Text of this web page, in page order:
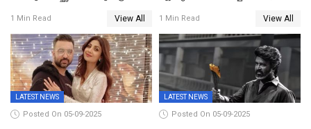
ലക്ഷം രൂപ പിഴ; നവ്യ
28ദിവസത്തിനകം പിഴ
അടയ്ക്കണം
1 Min Read View All
പുരസ്‌കാരം
1 Min Read View All
LATEST NEWS
Posted On 05-09-2025
LATEST NEWS
Posted On 05-09-2025